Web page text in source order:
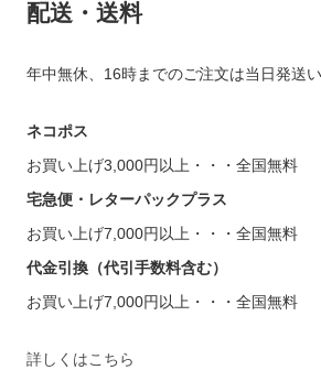
配送・送料
年中無休、16時までのご注文は当日発送い
ネコポス
お買い上げ3,000円以上・・・全国無料
宅急便・レターパックプラス
お買い上げ7,000円以上・・・全国無料
代金引換（代引手数料含む）
お買い上げ7,000円以上・・・全国無料
詳しくはこちら